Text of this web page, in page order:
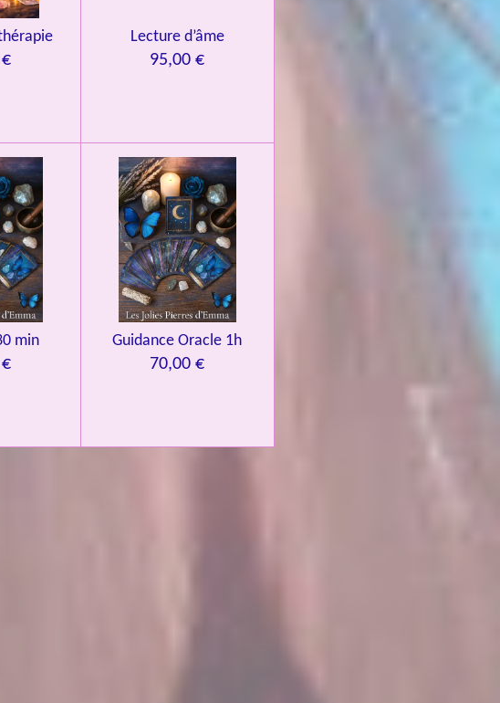
Lecture d’âme
95,00 €
min Guidance Oracle 1h
70,00 €